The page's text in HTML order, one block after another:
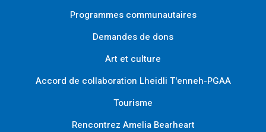
Programmes communautaires
Demandes de dons
Art et culture
Accord de collaboration Lheidli T'enneh-PGAA
Tourisme
Rencontrez Amelia Bearheart